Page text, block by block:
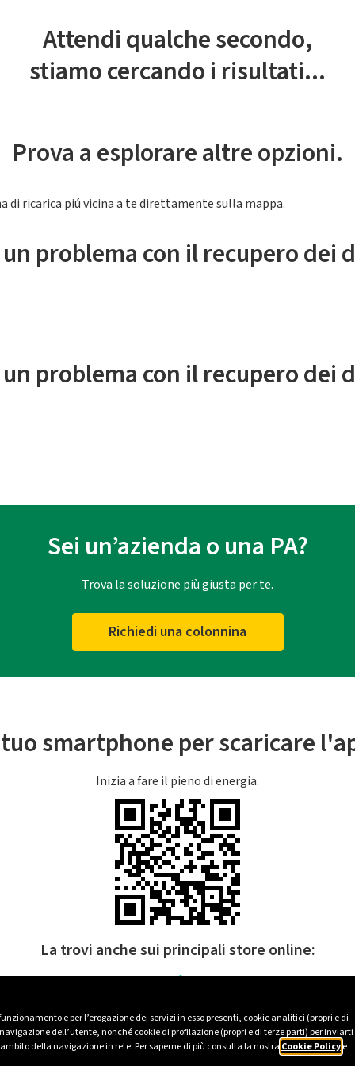
e per l’erogazione dei servizi in esso presenti, cookie analitici (propri e di
dell’utente, nonché cookie di profilazione (propri e di terze parti) per inviarti
della navigazione in rete. Per saperne di più consulta la nostra Cookie Policye
Attendi qualche secondo,
stiamo cercando i risultati...
Prova a esplorare altre opzioni.
ricarica piú vicina a te direttamente sulla mappa.
problema con il recupero dei
problema con il recupero dei
Sei un’azienda o una PA?
Trova la soluzione più giusta per te.
Richiedi una colonnina
smartphone per scaricare
Inizia a fare il pieno di energia.
La trovi anche sui principali store online: